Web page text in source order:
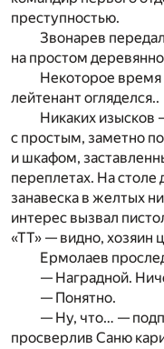
преступностью.
Звонарев
на простом
Некоторое
лейтенант огляделся..
Никаких изысков
с простым, заметно
и шкафом,
переплетах. На столе
занавеска в желтых
интерес вызвал
«ТТ» — видно, хозяин
Ермолаев
— Наградной.
— Понятно.
— Ну, что… —
просверлив Саню